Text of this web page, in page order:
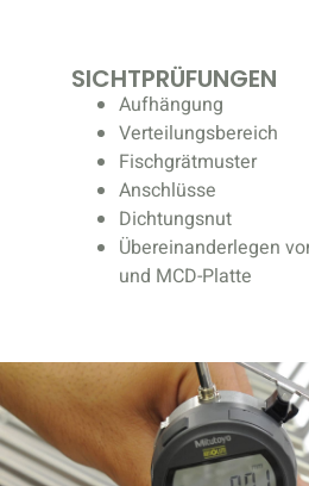
SICHTPRÜFUNGEN
Aufhängung
Verteilungsbereich
Fischgrätmuster
Anschlüsse
Dichtungsnut
Übereinanderlegen
und MCD-Platte